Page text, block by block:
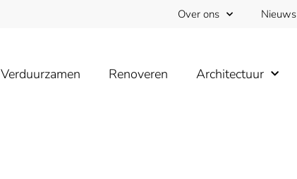
Over ons Nieuws
Verduurzamen Renoveren Architectuur